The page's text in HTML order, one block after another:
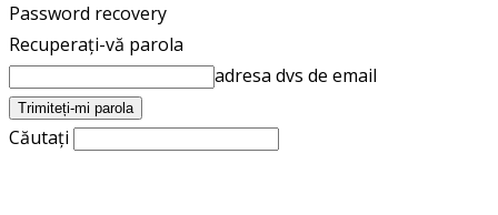
Password recovery
Recuperați-vă parola
adresa dvs de email
Căutați